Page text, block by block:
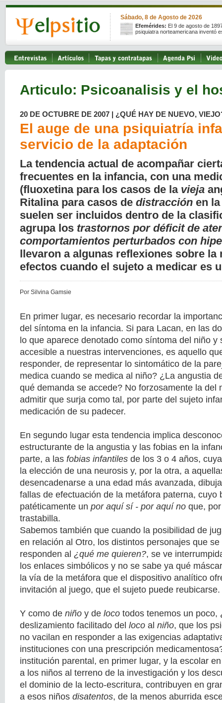
Sábado, 8 de Agosto de 2026
Efemérides: El 9 de agosto de
psiquiatra norteamericana inventó
Articulo: Psicoanalisis y el
20 DE OCTUBRE DE 2007 | ¿QUÉ HAY DE NUEVO,
El auge de una psiquiatría
servicio de la adaptación
La tendencia actual de acompañar
frecuentes en la infancia, con una
(fluoxetina para los casos de la vieja
Ritalina para casos de distracción en
suelen ser incluidos dentro de la
agrupa los trastornos por déficit de
comportamientos perturbados con
llevaron a algunas reflexiones sobre la
efectos cuando el sujeto a medicar es
Por Silvina Gamsie
En primer lugar, es necesario recordar la
del síntoma en la infancia. Si para Lacan, en las
lo que aparece denotado como síntoma del niño y
accesible a nuestras intervenciones, es aquello
responder, de representar lo sintomático de la
medica cuando se medica al niño? ¿La angustia
qué demanda se accede? No forzosamente la del
admitir que surja como tal, por parte del sujeto
medicación de su padecer.
En segundo lugar esta tendencia implica
estructurante de la angustia y las fobias en la
parte, a las fobias infantiles de los 3 o 4 años,
la elección de una neurosis y, por la otra, a
desencadenarse a una edad más avanzada,
fallas de efectuación de la metáfora paterna, cuyo
patéticamente un por aquí sí - por aquí no que,
trastabilla.
Sabemos también que cuando la posibilidad de
en relación al Otro, los distintos personajes que
responden al ¿qué me quieren?, se ve
los enlaces simbólicos y no se sabe ya qué
la vía de la metáfora que el dispositivo analítico
invitación al juego, que el sujeto puede reubicarse.
Y como de niño y de loco todos tenemos un poco,
deslizamiento facilitado del loco al niño, que los
no vacilan en responder a las exigencias
instituciones con una prescripción
institución parental, en primer lugar, y la escolar
a los niños al terreno de la investigación y los
el dominio de la lecto-escritura, contribuyen en
a esos niños disatentos, de la menos aburrida